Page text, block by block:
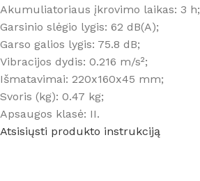
Akumuliatoriaus įkrovimo laikas: 3 h;
Garsinio slėgio lygis: 62 dB(A);
Garso galios lygis: 75.8 dB;
Vibracijos dydis: 0.216 m/s²;
Išmatavimai: 220x160x45 mm;
Svoris (kg): 0.47 kg;
Apsaugos klasė: II.
Atsisiųsti produkto instrukciją